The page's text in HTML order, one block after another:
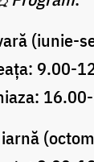
(iunie-
9.00-